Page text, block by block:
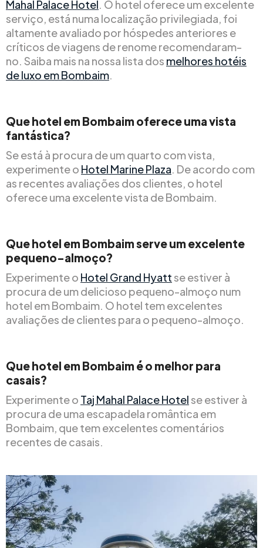
Mahal Palace Hotel. O hotel oferece um excelente
serviço, está numa localização privilegiada, foi
altamente avaliado por hóspedes anteriores e
críticos de viagens de renome recomendaram-
no. Saiba mais na nossa lista dos melhores hotéis
de luxo em Bombaim.
Que hotel em Bombaim oferece uma vista
fantástica?
Se está à procura de um quarto com vista,
experimente o Hotel Marine Plaza. De acordo com
as recentes avaliações dos clientes, o hotel
oferece uma excelente vista de Bombaim.
Que hotel em Bombaim serve um excelente
pequeno-almoço?
Experimente o Hotel Grand Hyattse estiver à
procura de um delicioso pequeno-almoço num
hotel em Bombaim. O hotel tem excelentes
avaliações de clientes para o pequeno-almoço.
Que hotel em Bombaim é o melhor para
casais?
Experimente o Taj Mahal Palace Hotelse estiver à
procura de uma escapadela romântica em
Bombaim, que tem excelentes comentários
recentes de casais.